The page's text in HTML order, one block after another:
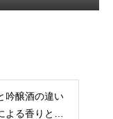
吟醸酒の違い
る香りと味